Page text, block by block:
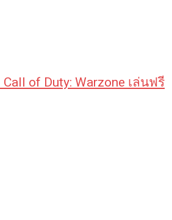
of Duty: Warzone เล่นฟรี